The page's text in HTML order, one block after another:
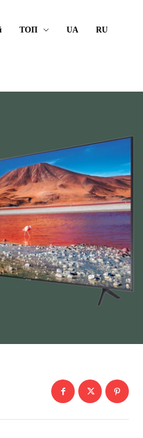
ТОП UA RU